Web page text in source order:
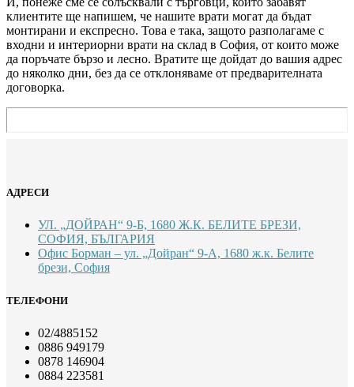
клиентите ще напишем, че нашите врати могат да бъдат
монтирани и експресно. Това е така, защото разполагаме с
входни и интериорни врати на склад в София, от които може
да поръчате бързо и лесно. Вратите ще дойдат до вашия адрес
до няколко дни, без да се отклоняваме от предварителната
договорка.
АДРЕСИ
УЛ. „ДОЙРАН“ 9-Б, 1680 Ж.К. БЕЛИТЕ БРЕЗИ,
СОФИЯ, БЪЛГАРИЯ
Офис Борман – ул. „Дойран“ 9-А, 1680 ж.к. Белите
брези, София
ТЕЛЕФОНИ
02/4885152
0886 949179
0878 146904
0884 223581